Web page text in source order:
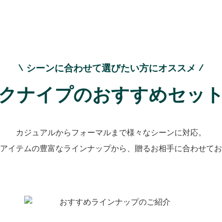
シーンに合わせて選びたい方にオススメ
ナイプのおすすめセッ
カジュアルからフォーマルまで様々なシーンに対応。
イテムの豊富なラインナップから、贈るお相手に合わせて